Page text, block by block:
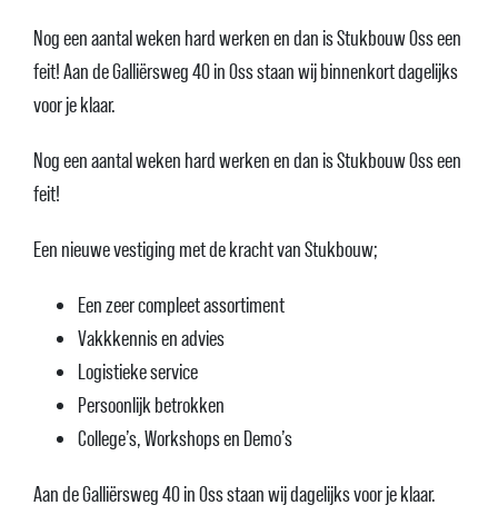
Nog een aantal weken hard werken en dan is Stukbouw Oss een
feit! Aan de Galliërsweg 40 in Oss staan wij binnenkort dagelijks
voor je klaar.
Nog een aantal weken hard werken en dan is Stukbouw Oss een
feit!
Een nieuwe vestiging met de kracht van Stukbouw;
Een zeer compleet assortiment
Vakkkennis en advies
Logistieke service
Persoonlijk betrokken
College’s, Workshops en Demo’s
Aan de Galliërsweg 40 in Oss staan wij dagelijks voor je klaar.